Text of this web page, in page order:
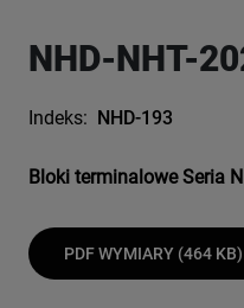
NHD-NHT-
Indeks: NHD-193
Bloki terminalowe Seria
PDF WYMIARY (464 KB)